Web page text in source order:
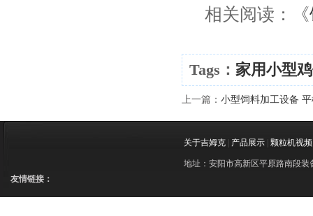
相关阅读：《
Tags： 家用小型
上一篇： 小型饲料加工设备
关于吉姆克 产品展示 颗粒机视频
地址：安阳市高新区平原路南段装
友情链接：